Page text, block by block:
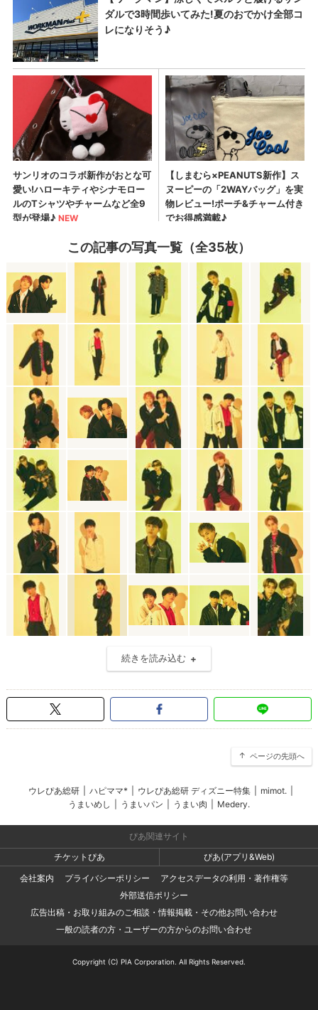
この記事の写真一覧（全35枚）
続きを読み込む
ページの先頭へ
ウレぴあ総研 ハピママ* ウレぴあ総研 ディズニー特集 mimot.
うまいめし
うまいパン うまい肉 Medery.
ぴあ関連サイト
チケットぴあ
ぴあ(アプリ&Web)
会社案内
プライバシーポリシー
アクセスデータの利用・著作権等
外部送信ポリシー
広告出稿・お取り組みのご相談・情報掲載・その他お問い合わせ
一般の読者の方・ユーザーの方からのお問い合わせ
Copyright (C) PIA Corporation. All Rights Reserved.